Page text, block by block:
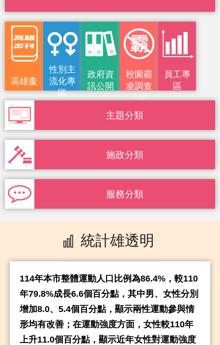
高雄畫
刊
性別主
流化專
區
政府資
訊公開
校園霸
凌調查
小組
員工專
區
主題分類
施政分類
服務分類
統計雄透明
114年本市整體運動人口比例為86.4%，較110
年79.8%成長6.6個百分點，其中男、女性分別
增加8.0、5.4個百分點，顯示兩性運動參與情
形均有改善；在運動強度方面，女性較110年
上升11.0個百分點，顯示近年女性對運動強度